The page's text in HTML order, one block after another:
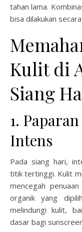
tahan lama.
bisa dilakukan
Kulit di
Siang
1.
Intens
Pada siang hari,
titik tertinggi. Kulit
mencegah
organik yang
melindungi kulit,
dasar bagi